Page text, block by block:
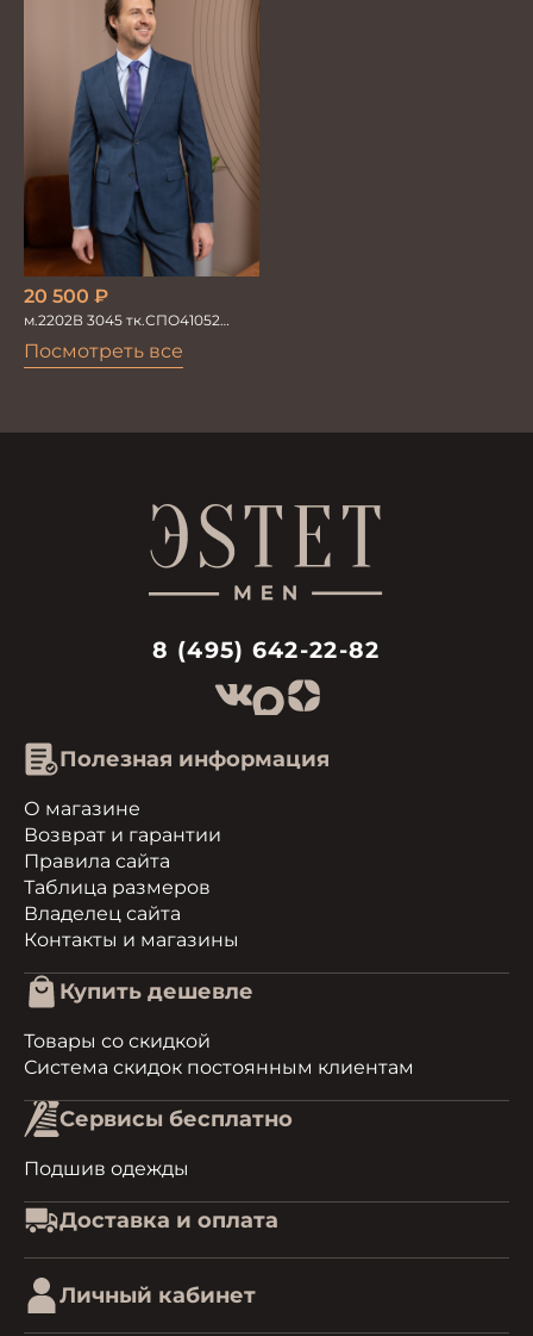
Посмотреть все
20 500 ₽
м.2202В 3045 тк.СПО41052
8 (495) 642-22-82
Полезная информация
О магазине
Возврат и гарантии
Правила сайта
Таблица размеров
Владелец сайта
Контакты и магазины
Купить дешевле
Товары со скидкой
Система скидок постоянным клиентам
Сервисы бесплатно
Подшив одежды
Доставка и оплата
Личный кабинет